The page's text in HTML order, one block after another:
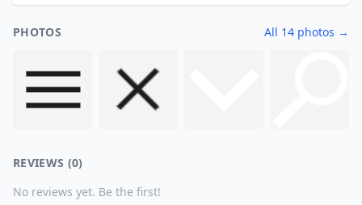
PHOTOS All 14 photos →
REVIEWS (0)
No reviews yet. Be the first!